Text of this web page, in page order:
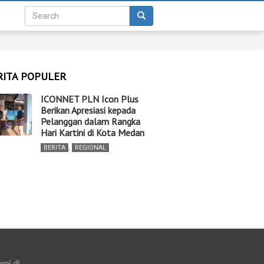
POPULER
ICONNET PLN Icon Plus
Berikan Apresiasi kepada
Pelanggan dalam Rangka
Hari Kartini di Kota Medan
BERITA , REGIONAL